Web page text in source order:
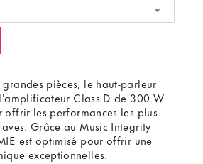
pièces, le haut-parleur
Class D de 300 W
offrir les performances les plus
Grâce au Music Integrity
est optimisé pour offrir une
exceptionnelles.